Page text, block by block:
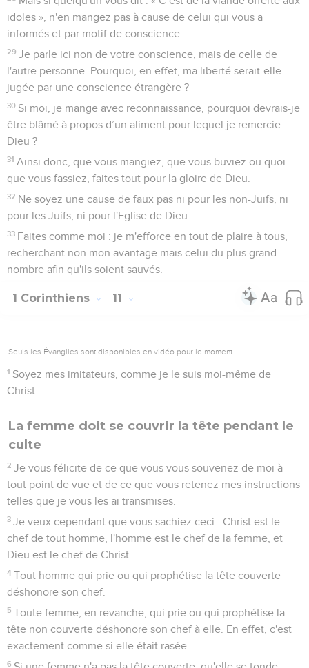
idoles », n'en mangez pas à cause de celui qui vous a
informés et par motif de conscience.
29 Je parle ici non de votre conscience, mais de celle de
l'autre personne. Pourquoi, en effet, ma liberté serait-elle
jugée par une conscience étrangère ?
30 Si moi, je mange avec reconnaissance, pourquoi devrais-je
être blâmé à propos d’un aliment pour lequel je remercie
Dieu ?
31 Ainsi donc, que vous mangiez, que vous buviez ou quoi
que vous fassiez, faites tout pour la gloire de Dieu.
32 Ne soyez une cause de faux pas ni pour les non-Juifs, ni
pour les Juifs, ni pour l'Eglise de Dieu.
33 Faites comme moi : je m'efforce en tout de plaire à tous,
recherchant non mon avantage mais celui du plus grand
nombre afin qu'ils soient sauvés.
1 Corinthiens 11
Seuls les Évangiles sont disponibles en vidéo pour le moment.
1 Soyez mes imitateurs, comme je le suis moi-même de
Christ.
La femme doit se couvrir la tête pendant le
culte
2 Je vous félicite de ce que vous vous souvenez de moi à
tout point de vue et de ce que vous retenez mes instructions
telles que je vous les ai transmises.
3 Je veux cependant que vous sachiez ceci : Christ est le
chef de tout homme, l'homme est le chef de la femme, et
Dieu est le chef de Christ.
4 Tout homme qui prie ou qui prophétise la tête couverte
déshonore son chef.
5 Toute femme, en revanche, qui prie ou qui prophétise la
tête non couverte déshonore son chef à elle. En effet, c'est
exactement comme si elle était rasée.
6